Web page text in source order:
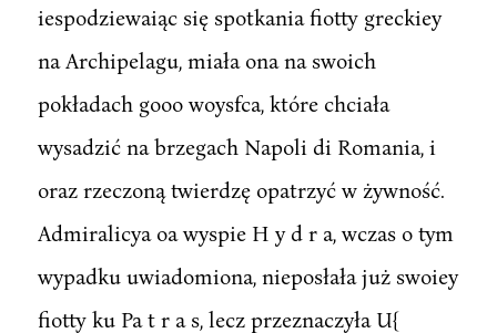
iespodziewaiąc się spotkania fiotty greckiey
na Archipelagu, miała ona na swoich
pokładach gooo woysfca, które chciała
wysadzić na brzegach Napoli di Romania, i
oraz rzeczoną twierdzę opatrzyć w żywność.
Admiralicya oa wyspie H y d r a, wczas o tym
wypadku uwiadomiona, nieposłała już swoiey
fiotty ku Pa t r a s, lecz przeznaczyła U{